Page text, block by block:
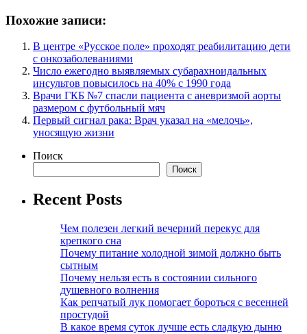
Похожие записи:
В центре «Русское поле» проходят реабилитацию дети
с онкозаболеваниями
Число ежегодно выявляемых субарахноидальных
инсультов повысилось на 40% с 1990 года
Врачи ГКБ №7 спасли пациента с аневризмой аорты
размером с футбольный мяч
Первый сигнал рака: Врач указал на «мелочь»,
уносящую жизни
Поиск
Поиск
Recent Posts
Чем полезен легкий вечерний перекус для
крепкого сна
Почему питание холодной зимой должно быть
сытным
Почему нельзя есть в состоянии сильного
душевного волнения
Как репчатый лук помогает бороться с весенней
простудой
В какое время суток лучше есть сладкую дыню